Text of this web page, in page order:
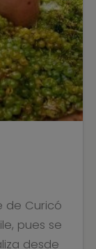
de Curicó
pues se
desde